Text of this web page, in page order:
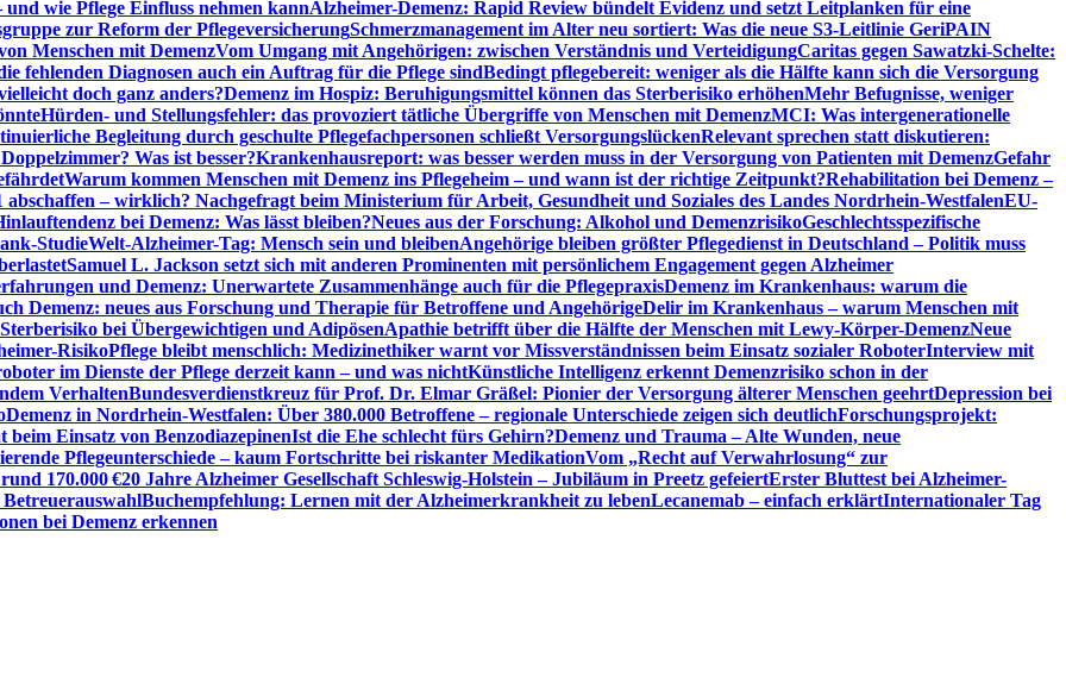
wie Pflege Einfluss nehmen kannAlzheimer-Demenz: Rapid Review bündelt Evidenz und setzt Leitplanken für eine
zur Reform der PflegeversicherungSchmerzmanagement im Alter neu sortiert: Was die neue S3-Leitlinie GeriPAIN
Menschen mit DemenzVom Umgang mit Angehörigen: zwischen Verständnis und VerteidigungCaritas gegen Sawatzki-Schelte:
fehlenden Diagnosen auch ein Auftrag für die Pflege sindBedingt pflegebereit: weniger als die Hälfte kann sich die Versorgung
doch ganz anders?Demenz im Hospiz: Beruhigungsmittel können das Sterberisiko erhöhenMehr Befugnisse, weniger
Hürden- und Stellungsfehler: das provoziert tätliche Übergriffe von Menschen mit DemenzMCI: Was intergenerationelle
Begleitung durch geschulte Pflegefachpersonen schließt VersorgungslückenRelevant sprechen statt diskutieren:
Was ist besser?Krankenhausreport: was besser werden muss in der Versorgung von Patienten mit DemenzGefahr
Warum kommen Menschen mit Demenz ins Pflegeheim – und wann ist der richtige Zeitpunkt?Rehabilitation bei Demenz –
abschaffen – wirklich? Nachgefragt beim Ministerium für Arbeit, Gesundheit und Soziales des Landes Nordrhein-WestfalenEU-
bei Demenz: Was lässt bleiben?Neues aus der Forschung: Alkohol und DemenzrisikoGeschlechtsspezifische
StudieWelt-Alzheimer-Tag: Mensch sein und bleibenAngehörige bleiben größter Pflegedienst in Deutschland – Politik muss
Samuel L. Jackson setzt sich mit anderen Prominenten mit persönlichem Engagement gegen Alzheimer
und Demenz: Unerwartete Zusammenhänge auch für die PflegepraxisDemenz im Krankenhaus: warum die
Demenz: neues aus Forschung und Therapie für Betroffene und AngehörigeDelir im Krankenhaus – warum Menschen mit
bei Übergewichtigen und AdipösenApathie betrifft über die Hälfte der Menschen mit Lewy-Körper-DemenzNeue
RisikoPflege bleibt menschlich: Medizinethiker warnt vor Missverständnissen beim Einsatz sozialer RoboterInterview mit
im Dienste der Pflege derzeit kann – und was nichtKünstliche Intelligenz erkennt Demenzrisiko schon in der
VerhaltenBundesverdienstkreuz für Prof. Dr. Elmar Gräßel: Pionier der Versorgung älterer Menschen geehrtDepression bei
Demenz in Nordrhein-Westfalen: Über 380.000 Betroffene – regionale Unterschiede zeigen sich deutlichForschungsprojekt:
Einsatz von BenzodiazepinenIst die Ehe schlecht fürs Gehirn?Demenz und Trauma – Alte Wunden, neue
Pflegeunterschiede – kaum Fortschritte bei riskanter MedikationVom „Recht auf Verwahrlosung“ zur
170.000 €20 Jahre Alzheimer Gesellschaft Schleswig-Holstein – Jubiläum in Preetz gefeiertErster Bluttest bei Alzheimer-
Buchempfehlung: Lernen mit der Alzheimerkrankheit zu lebenLecanemab – einfach erklärtInternationaler Tag
bei Demenz erkennen